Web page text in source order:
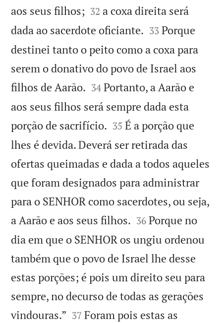
aos seus filhos; 

32 a coxa direita será
dada ao sacerdote oficiante. 

33 Porque
destinei tanto o peito como a coxa para
serem o donativo do povo de Israel aos
filhos de Aarão. 

34 Portanto, a Aarão e
aos seus filhos será sempre dada esta
porção de sacrifício. 

35 É a porção que
lhes é devida. Deverá ser retirada das
ofertas queimadas e dada a todos aqueles
que foram designados para administrar
para o SENHOR como sacerdotes, ou seja,
a Aarão e aos seus filhos. 

36 Porque no
dia em que o SENHOR os ungiu ordenou
também que o povo de Israel lhe desse
estas porções; é pois um direito seu para
sempre, no decurso de todas as gerações
vindouras.” 

37 Foram pois estas as